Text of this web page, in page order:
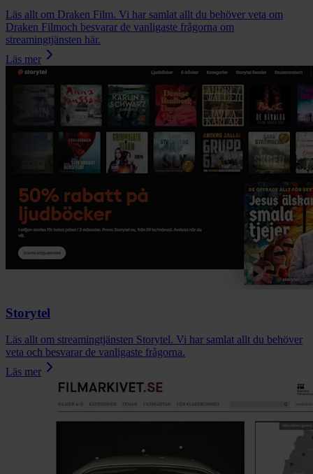
Läs allt om Draken Film. Vi har samlat allt du behöver veta om
Draken Filmoch besvarar de vanligaste frågorna om
streamingtjänsten här.
Läs mer
Storytel
Läs allt om streamingtjänsten Storytel. Vi har samlat allt du behöver
veta och besvarar de vanligaste frågorna.
Läs mer